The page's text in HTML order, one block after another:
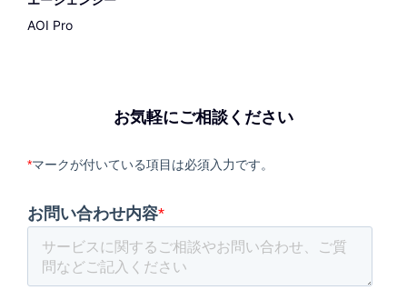
AOI Pro
お気軽にご相談ください